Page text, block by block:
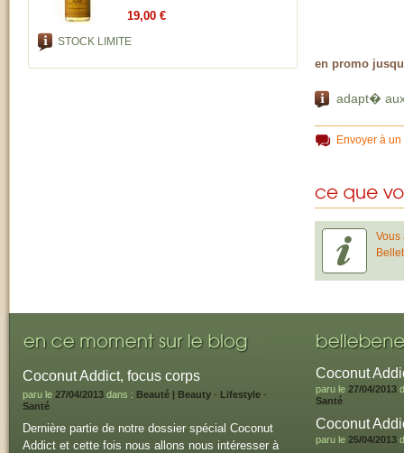
19,00 €
STOCK LIMITE
en promo
adapt�
Envoyer à un
Vous
Coconut Addict, focus corps
paru le 27/04/2013 dans : Beauté | Beauty - Lifestyle -
Santé
Dernière partie de notre dossier spécial Coconut
Addict et cette fois nous allons nous intéresser à
Coconut
paru le 27/04/2013
Santé
Coconut
paru le 25/04/2013